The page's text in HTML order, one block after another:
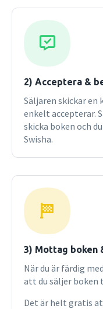
upplaga har texten
vetenskapliga
kvantitativ
undersökningar samt
information. Femte
2) Acceptera &
Säljaren skickar
enkelt accepterar.
skicka boken och
Swisha.
3) Mottag boken
När du är färdig
att du säljer boken
Det är helt gratis